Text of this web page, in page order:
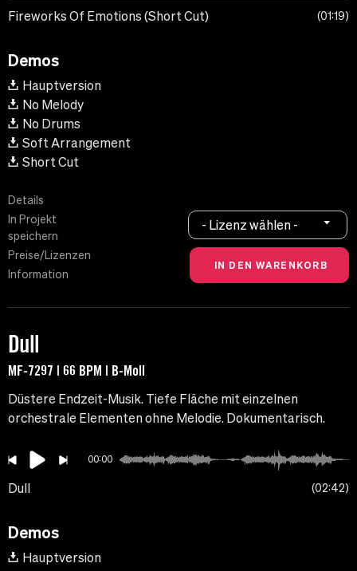
Fireworks Of Emotions (Short Cut) 01:19
Demos
Hauptversion
No Melody
No Drums
Soft Arrangement
Short Cut
Details
In Projekt
speichern
Preise/Lizenzen
Information
- Lizenz wählen -
Dull
MF-7297 | 66 BPM | B-Moll
Düstere Endzeit-Musik. Tiefe Fläche mit einzelnen
orchestrale Elementen ohne Melodie. Dokumentarisch.
00:00
Dull 02:42
Demos
Hauptversion